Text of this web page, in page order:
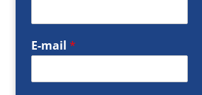
E-mail *